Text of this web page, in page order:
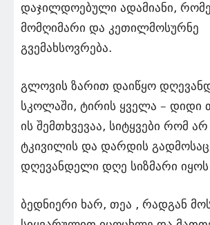
დაჯილდოებული ადამიანი,
მომღიმარი და კეთილმოსურნე
გვემახსოვრება.
გლოვის ზარით დაიწყო
სკოლაში, ტირის ყველა – დიდი
ის შემთხვევაა, სიტყვები რომ
ტკივილის და დარდის
დღევანდელი დღე სიზმარი
ბედნიერი ხარ, თეა , რადგან